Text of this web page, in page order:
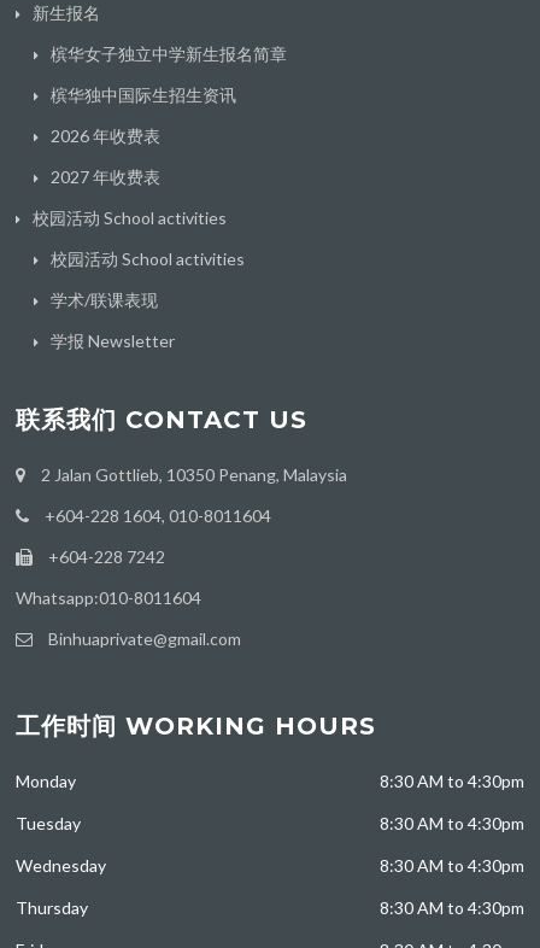
新生报名
槟华女子独立中学新生报名简章
槟华独中国际生招生资讯
2026 年收费表
2027 年收费表
校园活动 School activities
校园活动 School activities
学术/联课表现
学报 Newsletter
联系我们 CONTACT US
2 Jalan Gottlieb, 10350 Penang, Malaysia
+604-228 1604, 010-8011604
+604-228 7242
Whatsapp:010-8011604
Binhuaprivate@gmail.com
工作时间 WORKING HOURS
Monday 8:30 AM to 4:30pm
Tuesday 8:30 AM to 4:30pm
Wednesday 8:30 AM to 4:30pm
Thursday 8:30 AM to 4:30pm